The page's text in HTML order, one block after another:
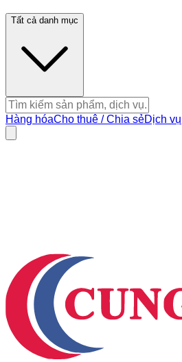
Tất cả danh mục
Hàng hóaCho thuê / Chia sẻDịch vụ